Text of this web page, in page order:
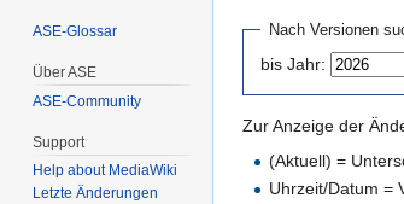
springen
springen
Nach Versionen
bis Jahr:
Zur Anzeige der
(Aktuell) =
Uhrzeit/Datum =
ASE-Glossar
Über ASE
ASE-Community
Support
Help about MediaWiki
Letzte Änderungen